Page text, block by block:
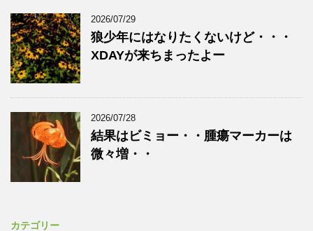
2026/07/29
狼少年にはなりたくないけど・・・
XDAYが来ちまったよー
2026/07/28
結果はビミョー・・腫瘍マーカーは
微々増・・
カテゴリー